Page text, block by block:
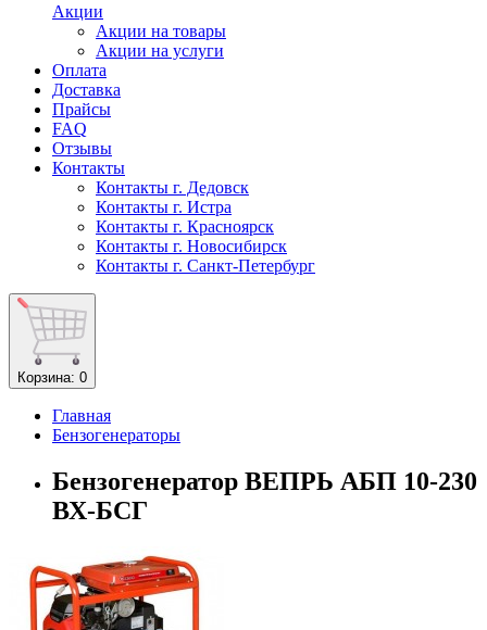
Акции
Акции на товары
Акции на услуги
Оплата
Доставка
Прайсы
FAQ
Отзывы
Контакты
Контакты г. Дедовск
Контакты г. Истра
Контакты г. Красноярск
Контакты г. Новосибирск
Контакты г. Санкт-Петербург
Корзина: 0
Главная
Бензогенераторы
Бензогенератор ВЕПРЬ АБП 10-230
ВХ-БСГ